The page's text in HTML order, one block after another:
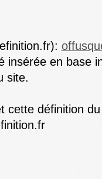
insérée en base
site.
cette définition